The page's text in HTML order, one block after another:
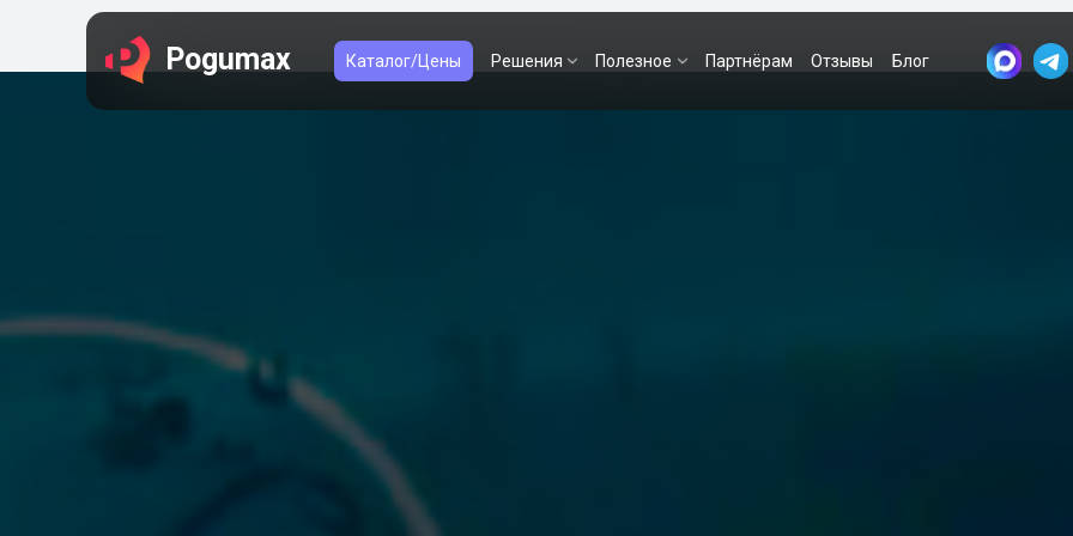
Pogumax Партнёрам Отзывы Блог
Решения
Каталог/Цены Полезное